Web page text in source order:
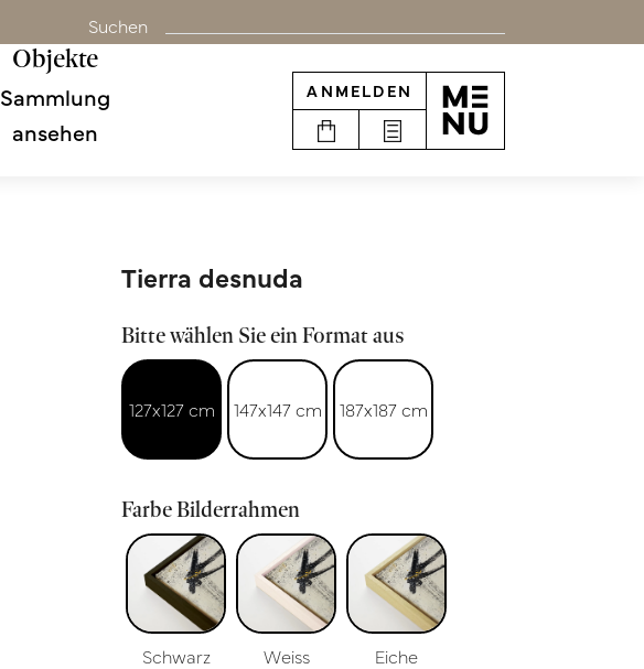
Suchen
Objekte
Sammlung
ansehen
ANMELDEN
Tierra desnuda
Bitte wählen Sie ein Format aus
127x127 cm 147x147 cm 187x187 cm
Farbe Bilderrahmen
Schwarz Weiss Eiche